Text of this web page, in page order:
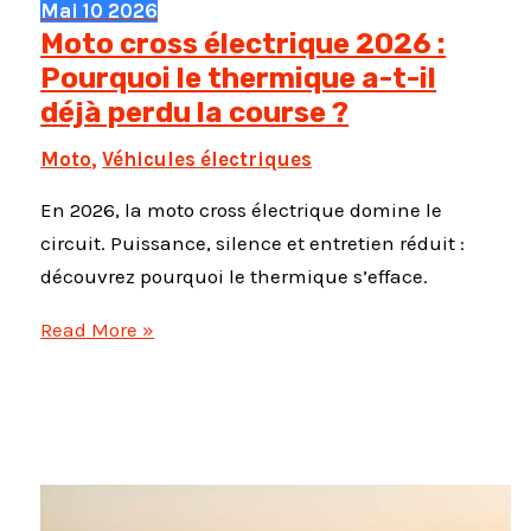
Mai 10 2026
Moto cross électrique 2026 :
Pourquoi le thermique a-t-il
déjà perdu la course ?
Moto,Véhicules électriques
En 2026, la moto cross électrique domine le
circuit. Puissance, silence et entretien réduit :
découvrez pourquoi le thermique s’efface.
Moto
Read More »